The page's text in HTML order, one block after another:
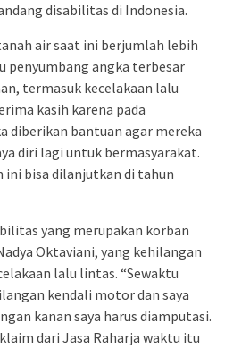
disabilitas di Indonesia.
air saat ini berjumlah lebih
penyumbang angka terbesar
termasuk kecelakaan lalu
kasih karena pada
diberikan bantuan agar mereka
diri lagi untuk bermasyarakat.
ini bisa dilanjutkan di tahun
yang merupakan korban
Oktaviani, yang kehilangan
lalu lintas. “Sewaktu
kendali motor dan saya
kanan saya harus diamputasi.
dari Jasa Raharja waktu itu